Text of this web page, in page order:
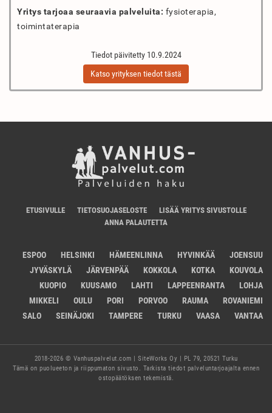
Yritys tarjoaa seuraavia palveluita: fysioterapia,
toimintaterapia
Tiedot päivitetty 10.9.2024
Katso yrityksen tiedot tästä
ETUSIVULLE TIETOSUOJASELOSTE
LISÄÄ YRITYS SIVUSTOLLE
ANNA PALAUTETTA
ESPOO HELSINKI HÄMEENLINNA HYVINKÄÄ
JOENSUU
JYVÄSKYLÄ
JÄRVENPÄÄ KOKKOLA KOTKA
KOUVOLA
KUOPIO
KUUSAMO LAHTI LAPPEENRANTA
LOHJA
MIKKELI
OULU PORI PORVOO RAUMA
ROVANIEMI
SALO
SEINÄJOKI TAMPERE TURKU VAASA VANTAA
2018-2026 © Vanhuspalvelut.com | SiteWorks Oy | PL 79, 20521 Turku
Tämä on puolueeton ja riippumaton sivusto. Tarkista tiedot palveluntarjoajalta ennen
ostopäätöksen tekemistä.